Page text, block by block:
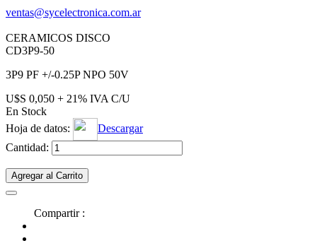
ventas@sycelectronica.com.ar
CERAMICOS DISCO
CD3P9-50
3P9 PF +/-0.25P NPO 50V
U$S 0,050 + 21% IVA C/U
En Stock
Hoja de datos:
Descargar
Cantidad:
Agregar al Carrito
Compartir :